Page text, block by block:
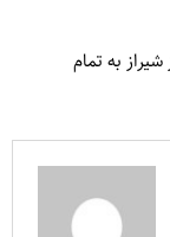
شیراز به تمام